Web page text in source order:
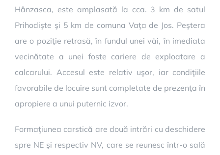
Hânzasca, este amplasată la cca. 3 km de satul
Prihodişte şi 5 km de comuna Vaţa de Jos. Peştera
are o poziţie retrasă, în fundul unei văi, în imediata
vecinătate a unei foste cariere de exploatare a
calcarului. Accesul este relativ uşor, iar condiţiile
favorabile de locuire sunt completate de prezenţa în
apropiere a unui puternic izvor.
Formaţiunea carstică are două intrări cu deschidere
spre NE şi respectiv NV, care se reunesc într-o sală